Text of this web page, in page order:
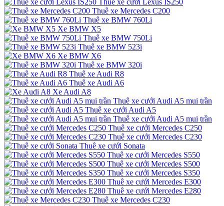
Thuê xe cưới Lexus IS250
Thuê xe Mercedes C200
Thuê xe BMW 760Li
Xe BMW X5
Thuê xe BMW 750Li
Thuê xe BMW 523i
Xe BMW X6
Thuê xe BMW 320i
Thuê xe Audi R8
Thuê xe Audi A6
Xe Audi A8
Thuê xe cưới Audi A5 mui trần
Thuê xe cưới Audi A5
Thuê xe cưới Audi A5 mui trần
Thuê xe cưới Mercedes C250
Thuê xe cưới Mercedes C230
Thuê xe cưới Sonata
Thuê xe cưới Mercedes S550
Thuê xe cưới Mercedes S500
Thuê xe cưới Mercedes S350
Thuê xe cưới Mercedes E300
Thuê xe cưới Mercedes E280
Thuê xe Mercedes C230